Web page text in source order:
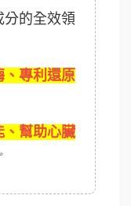
分的全效領
、專利還原
、幫助心臟